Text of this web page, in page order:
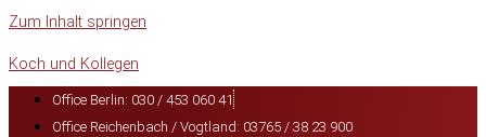
Zum Inhalt springen
Koch und Kollegen
Office Berlin: 030 / 453 060 41
Office Reichenbach / Vogtland: 03765 / 38 23 900